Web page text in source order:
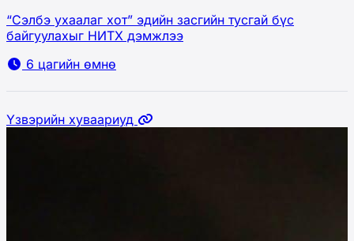
“Сэлбэ ухаалаг хот” эдийн засгийн тусгай бүс
байгуулахыг НИТХ дэмжлээ
6 цагийн өмнө
Үзвэрийн хуваариуд